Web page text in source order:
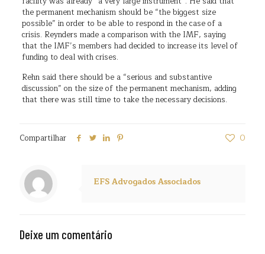
the permanent mechanism should be “the biggest size
possible” in order to be able to respond in the case of a
crisis. Reynders made a comparison with the IMF, saying
that the IMF’s members had decided to increase its level of
funding to deal with crises.
Rehn said there should be a “serious and substantive
discussion” on the size of the permanent mechanism, adding
that there was still time to take the necessary decisions.
Compartilhar 0
EFS Advogados Associados
Deixe um comentário